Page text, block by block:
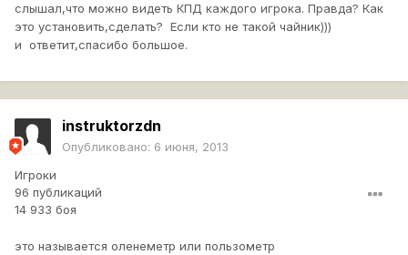
слышал,что можно видеть КПД каждого игрока. Правда? Как
это установить,сделать? Если кто не такой чайник)))
и ответит,спасибо большое.
instruktorzdn
Опубликовано: 6 июня, 2013
Игроки
96 публикаций
14 933 боя
это называется оленеметр или пользометр